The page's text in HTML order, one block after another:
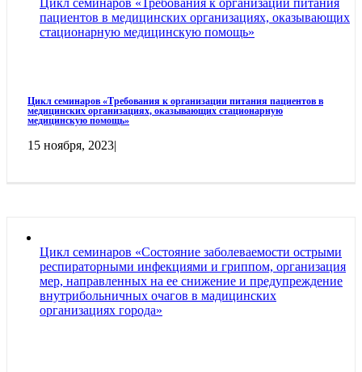
пациентов в медицинских организациях, оказывающих
стационарную медицинскую помощь»
Цикл семинаров «Требования к организации питания пациентов в
медицинских организациях, оказывающих стационарную
медицинскую помощь»
15 ноября, 2023|
Цикл семинаров «Состояние заболеваемости острыми
респираторными инфекциями и гриппом, организация
мер, направленных на ее снижение и предупреждение
внутрибольничных очагов в мадицинских
организациях города»